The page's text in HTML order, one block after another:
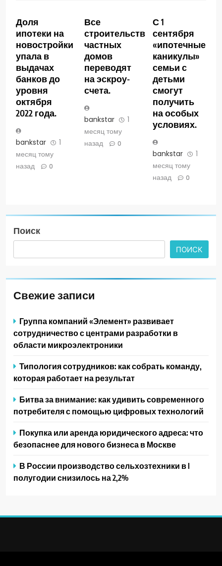
Доля
ипотеки на
новостройки
упала в
выдачах
банков до
уровня
октября
2022 года.
bankstar
1
месяц тому
назад
0
Все
строительство
частных
домов
переводят
на эскроу-
счета.
bankstar
1
месяц тому
назад
0
С 1
сентября
«ипотечные
каникулы»
семьи с
детьми
смогут
получить
на особых
условиях.
bankstar
1
месяц тому
назад
0
Поиск
ПОИСК
Свежие записи
Группа компаний «Элемент» развивает
сотрудничество с центрами разработки в
области микроэлектроники
Типология сотрудников: как собрать команду,
которая работает на результат
Битва за внимание: как удивить современного
потребителя с помощью цифровых технологий
Покупка или аренда юридического адреса: что
безопаснее для нового бизнеса в Москве
В России производство сельхозтехники в I
полугодии снизилось на 2,2%